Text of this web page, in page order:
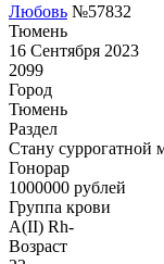
Любовь №57832
Тюмень
16 Сентября 2023
2099
Город
Тюмень
Раздел
Cтану суррогатной
Гонoрар
1000000 рублей
Группа крови
A(II) Rh-
Возраст